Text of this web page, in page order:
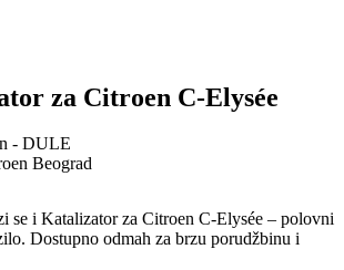
za Citroen C-Elysée
- DULE
Beograd
se i Katalizator za Citroen C-Elysée – polovni
Dostupno odmah za brzu porudžbinu i